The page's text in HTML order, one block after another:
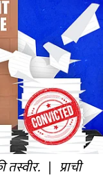
तस्वीर. | प्राची